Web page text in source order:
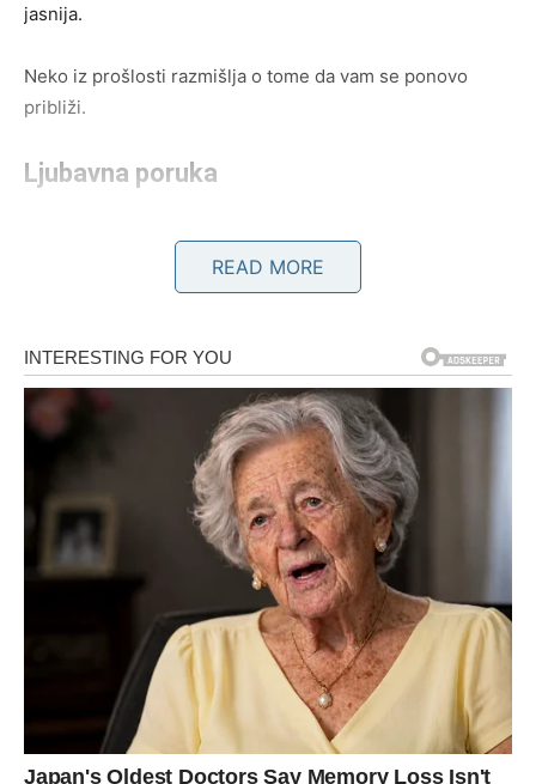
jasnija.
Neko iz prošlosti razmišlja o tome da vam se ponovo
približi.
Ljubavna poruka
Srce traži iskren odgovor
Pred vama su zanimljivi dani.
BIK
Emocije koje ste dugo držali pod kontrolom počinju
izlaziti na površinu.
Moguć je susret koji vraća uspomene.
Ljubavna poruka
Slušajte osjećaje, ali ne zaboravite lekcije.
READ MORE